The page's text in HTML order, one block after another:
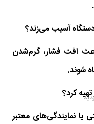
افت فشار، گرم‌شدن
شوند.
یا نمایندگی‌های معتبر